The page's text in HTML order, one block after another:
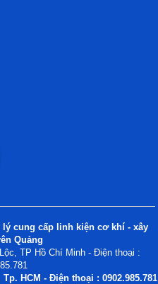
lý cung cấp linh kiện cơ khí - xây
Quảng
TP Hồ Chí Minh - Điện thoại :
HCM - Điện thoại : 0902.985.781